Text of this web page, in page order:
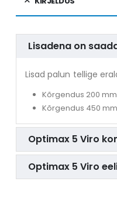
Lisadena on
Lisad palun tellige
Kõrgendus 200 mm
Kõrgendus 450 mm
Optimax 5 Viro
Optimax 5 Viro